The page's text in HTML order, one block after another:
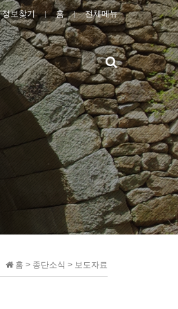
정보찾기 홈 전체메뉴
검
색
홈 > 종단소식 > 보도자료